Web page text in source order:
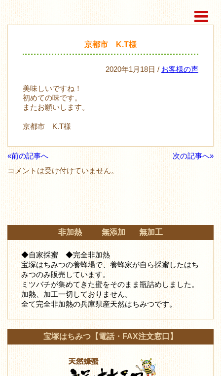
京都市 K.T様
2020年1月18日 / お客様の声
美味しいですね！
初めての味です。
またお願いします。
京都市 K.T様
«前の記事へ
次の記事へ»
コメントは受け付けていません。
非加熱 無添加 無加工
◆自家採蜜 ◆完全非加熱
宝塚はちみつの養蜂場で、養蜂家が自ら採蜜したはち
みつのみ販売しています。
ミツバチが集めてきた蜜をそのまま瓶詰めしました。
加熱、加工一切しておりません。
全て完全非加熱の兵庫県産天然はちみつです。
宝塚はちみつ【電話・FAX注文窓口】